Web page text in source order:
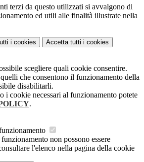
terzi da questo utilizzati si avvalgono di
ed utili alle finalità illustrate nella
i cookies Accetta tutti i cookies
scegliere quali cookie consentire.
che consentono il funzionamento della
disabilitarli.
i cookie necessari al funzionamento potete
.
non possono essere
l'elenco nella pagina della cookie